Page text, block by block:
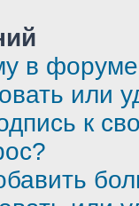
в
или
к